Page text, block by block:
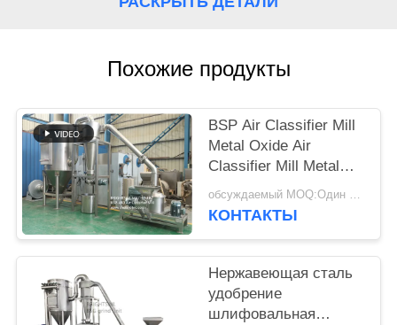
Похожие продукты
BSP Air Classifier Mill
Metal Oxide Air
Classifier Mill Metal
Oxide ACM
GGRINDER от
обсуждаемый MOQ:Один набор
КОНТАКТЫ
Нержавеющая сталь
удобрение
шлифовальная